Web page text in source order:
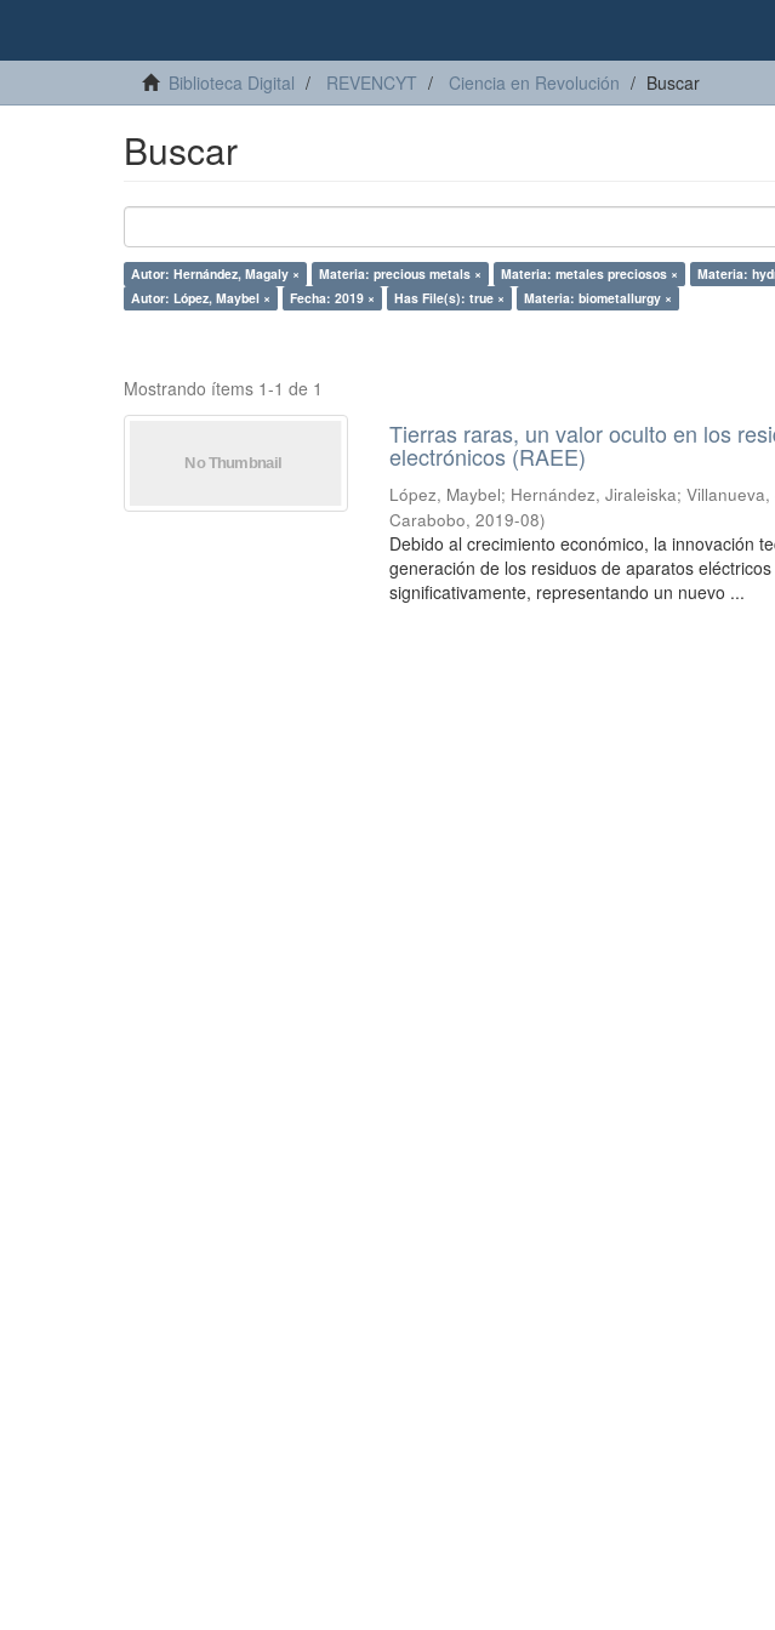
Biblioteca Digital REVENCYT Ciencia en Revolución Buscar
Buscar
Autor: Hernández, Magaly × Materia: precious metals × Materia: metales preciosos × Materia:
Autor: López, Maybel ×
Fecha: 2019 × Has File(s): true × Materia: biometallurgy ×
Mostrando ítems 1-1 de 1
Tierras raras, un valor oculto en los
electrónicos (RAEE)
López, Maybel; Hernández, Jiraleiska;Villanueva,
Carabobo,2019-08)
Debido al crecimiento económico, la innovación
generación de los residuos de aparatos
significativamente, representando un nuevo ...